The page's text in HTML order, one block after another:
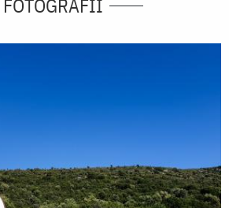
FOTOGRAFII